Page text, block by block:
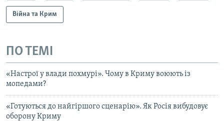
Війна та Крим
ПО ТЕМІ
«Настрої у влади похмурі». Чому в Криму воюють із
мопедами?
«Готуються до найгіршого сценарію». Як Росія вибудовує
оборону Криму